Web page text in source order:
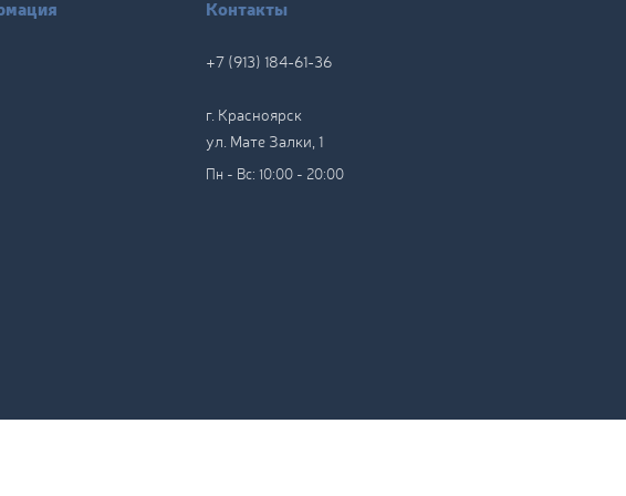
Контакты
+7 (913) 184-61-36
г. Красноярск
ул. Мате Залки, 1
Пн - Вс: 10:00 - 20:00